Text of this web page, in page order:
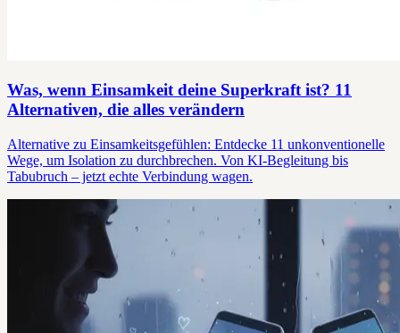
Was, wenn Einsamkeit deine Superkraft ist? 11
Alternativen, die alles verändern
Alternative zu Einsamkeitsgefühlen: Entdecke 11 unkonventionelle
Wege, um Isolation zu durchbrechen. Von KI-Begleitung bis
Tabubruch – jetzt echte Verbindung wagen.